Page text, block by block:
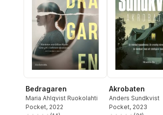
Bedragaren
Maria Ahlqvist Ruokolahti
Pocket, 2022
Akrobaten
Anders Sundkvist
Pocket, 2023